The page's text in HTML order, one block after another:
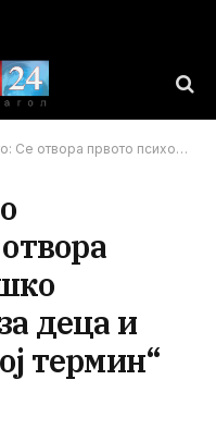
советувалиште за деца и млади преку „Мој термин“
деца и
термин“